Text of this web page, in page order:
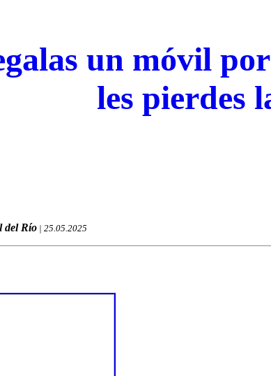
un móvil
les pierdes
del Río | 25.05.2025